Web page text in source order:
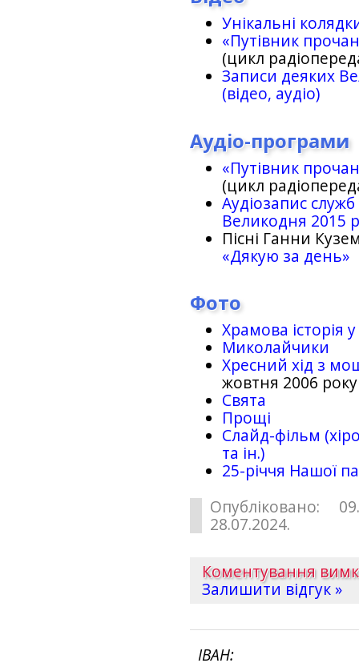
Унікальні
«Путівник
(цикл
Записи деяких
(відео, аудіо)
Аудіо-програми
«Путівник
(цикл
Аудіозапис
Великодня 2015
Пісні Ганни
«Дякую за день»
Фото
Храмова історія
Миколайчики
Хресний хід з
жовтня 2006 року
Свята
Прощі
Слайд-фільм
та ін.)
25-рiччя Нашої
Опубліковано:
28.07.2024.
Коментування
Залишити відгук »
ІВАН